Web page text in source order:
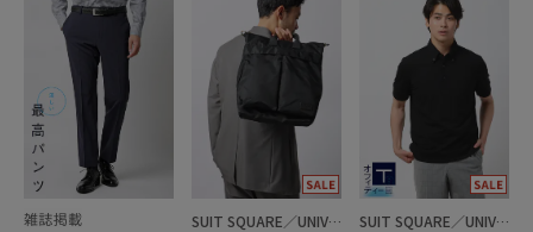
SUIT SQUARE／UNIVERSAL LANGUAGE
SUIT SQUARE／UNIVERSAL LANGUAGE